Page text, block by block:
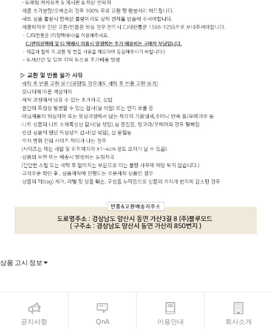
상품 고시 정보
공지사항 QnA 이용안내 회사소개